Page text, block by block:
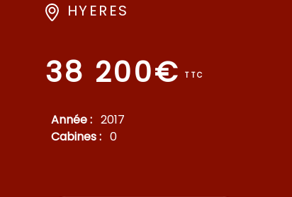
HYERES
38 200€ TTC
Année : 2017
Cabines : 0